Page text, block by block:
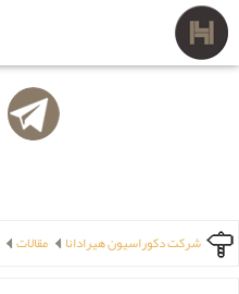
شرکت دکوراسیون هیرادانا مقالات